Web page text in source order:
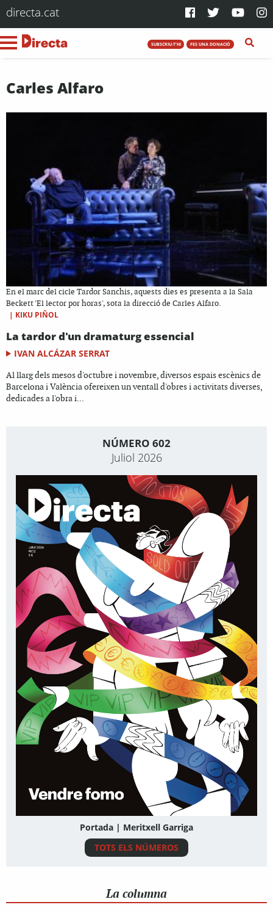
directa.cat
SUBSCRIU-T'HI FES UNA DONACIÓ
Carles Alfaro
En el marc del cicle Tardor Sanchis, aquests dies es presenta a la Sala
Beckett 'El lector por horas', sota la direcció de Carles Alfaro.
| KIKU PIÑOL
La tardor d'un dramaturg essencial
IVAN ALCÁZAR SERRAT
Al llarg dels mesos d'octubre i novembre, diversos espais escènics de
Barcelona i València ofereixen un ventall d'obres i activitats diverses,
dedicades a l'obra i...
NÚMERO 602
Juliol 2026
Portada | Meritxell Garriga
TOTS ELS NÚMEROS
La columna